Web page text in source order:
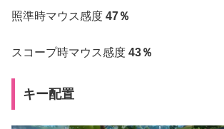
照準時マウス感度 47％
スコープ時マウス感度 43％
キー配置